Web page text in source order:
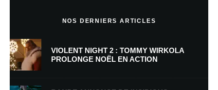
NOS DERNIERS ARTICLES
VIOLENT NIGHT 2 : TOMMY WIRKOLA
PROLONGE NOËL EN ACTION